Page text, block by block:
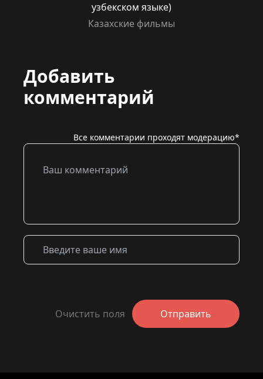
узбекском языке)
Казахские фильмы
Добавить
комментарий
Все комментарии проходят модерацию*
Очистить поля Отправить